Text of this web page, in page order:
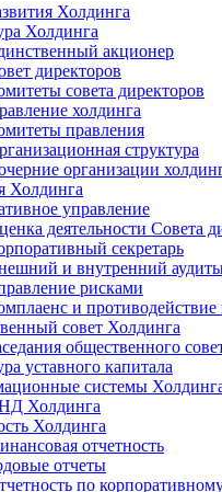
Холдинга
Холдинга
акционер
директоров
совета директоров
холдинга
правления
структура
организации
Холдинга
управление
деятельности Совета
секретарь
и внутренний
рисками
и противодействие
совет Холдинга
общественного
уставного капитала
системы
Холдинга
Холдинга
отчетность
отчеты
по